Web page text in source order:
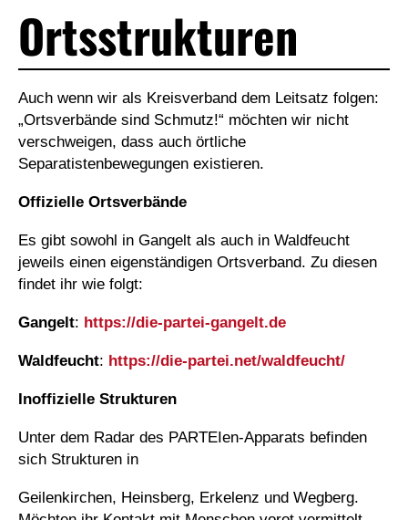
Ortsstrukturen
Auch wenn wir als Kreisverband dem Leitsatz folgen:
„Ortsverbände sind Schmutz!“ möchten wir nicht
verschweigen, dass auch örtliche
Separatistenbewegungen existieren.
Offizielle Ortsverbände
Es gibt sowohl in Gangelt als auch in Waldfeucht
jeweils einen eigenständigen Ortsverband. Zu diesen
findet ihr wie folgt:
Gangelt: https://die-partei-gangelt.de
Waldfeucht: https://die-partei.net/waldfeucht/
Inoffizielle Strukturen
Unter dem Radar des PARTEIen-Apparats befinden
sich Strukturen in
Geilenkirchen, Heinsberg, Erkelenz und Wegberg.